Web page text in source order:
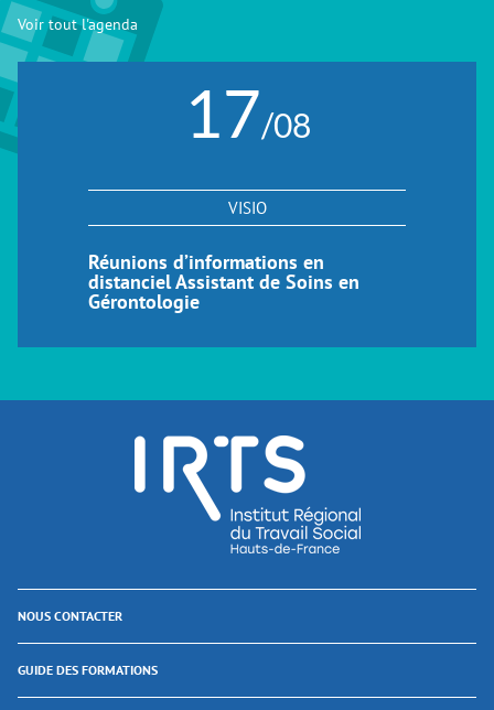
Voir tout l'agenda
17/08
VISIO
Réunions d’informations en
distanciel Assistant de Soins en
Gérontologie
NOUS CONTACTER
GUIDE DES FORMATIONS